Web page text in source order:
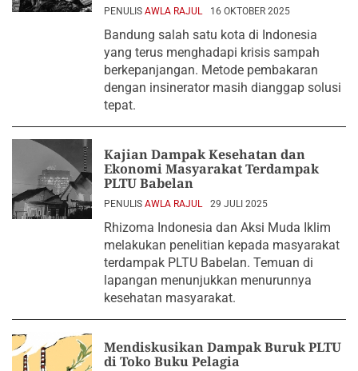
PENULIS AWLA RAJUL 16 OKTOBER 2025
Bandung salah satu kota di Indonesia
yang terus menghadapi krisis sampah
berkepanjangan. Metode pembakaran
dengan insinerator masih dianggap solusi
tepat.
Kajian Dampak Kesehatan dan
Ekonomi Masyarakat Terdampak
PLTU Babelan
PENULIS AWLA RAJUL 29 JULI 2025
Rhizoma Indonesia dan Aksi Muda Iklim
melakukan penelitian kepada masyarakat
terdampak PLTU Babelan. Temuan di
lapangan menunjukkan menurunnya
kesehatan masyarakat.
Mendiskusikan Dampak Buruk PLTU
di Toko Buku Pelagia